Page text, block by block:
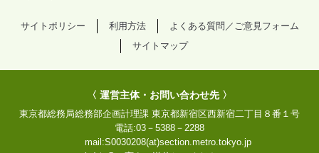
サイトポリシー 利用方法
よくある質問／ご意見フォーム
サイトマップ
〈 運営主体・お問い合わせ先 〉
東京都総務局総務部企画計理課 東京都新宿区西新宿二丁目８番１号
電話:03－5388－2288
mail:S0030208(at)section.metro.tokyo.jp